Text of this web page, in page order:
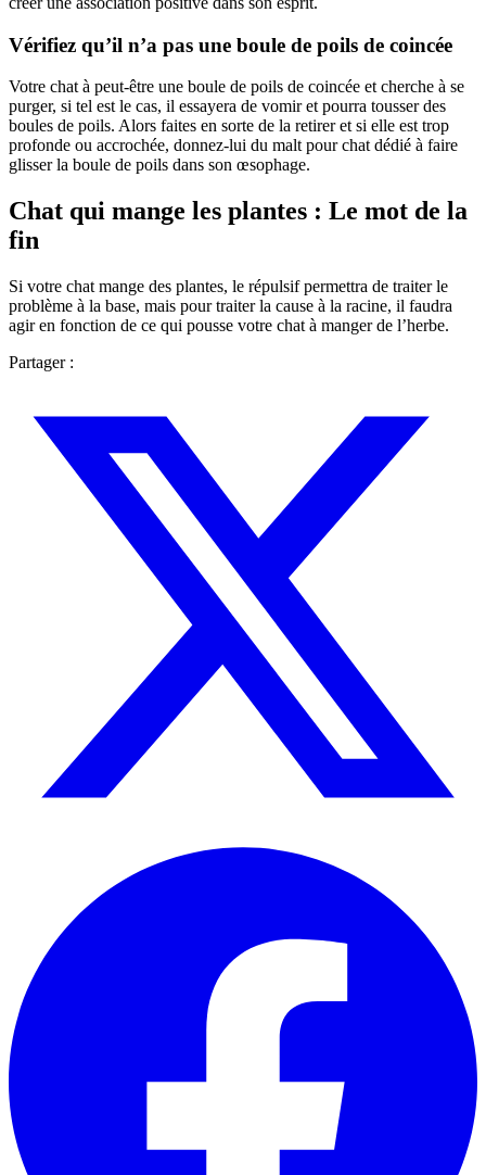
Vérifiez qu’il n’a pas une boule de poils de coincée
Votre chat à peut-être une boule de poils de coincée et cherche à se
purger, si tel est le cas, il essayera de vomir et pourra tousser des
boules de poils. Alors faites en sorte de la retirer et si elle est trop
profonde ou accrochée, donnez-lui du malt pour chat dédié à faire
glisser la boule de poils dans son œsophage.
Chat qui mange les plantes : Le mot de la
fin
Si votre chat mange des plantes, le répulsif permettra de traiter le
problème à la base, mais pour traiter la cause à la racine, il faudra
agir en fonction de ce qui pousse votre chat à manger de l’herbe.
Partager :